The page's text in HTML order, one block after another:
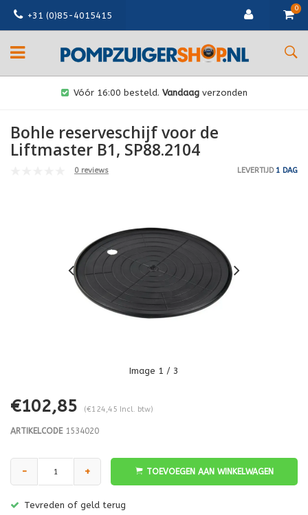
+31 (0)85-4015415
0
Vóór 16:00 besteld. Vandaag verzonden
Bohle reserveschijf voor de
Liftmaster B1, SP88.2104
0 reviews LEVERTIJD1 DAG
Image 1 / 3
€102,85 (€124,45 Incl. btw)
ARTIKELCODE1534020
- + TOEVOEGEN AAN WINKELWAGEN
Tevreden of geld terug